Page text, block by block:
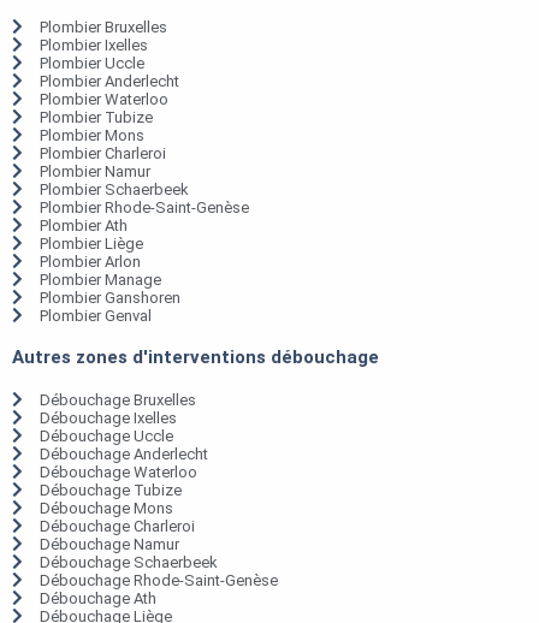
Plombier Bruxelles
Plombier Ixelles
Plombier Uccle
Plombier Anderlecht
Plombier Waterloo
Plombier Tubize
Plombier Mons
Plombier Charleroi
Plombier Namur
Plombier Schaerbeek
Plombier Rhode-Saint-Genèse
Plombier Ath
Plombier Liège
Plombier Arlon
Plombier Manage
Plombier Ganshoren
Plombier Genval
Autres zones d'interventions débouchage
Débouchage Bruxelles
Débouchage Ixelles
Débouchage Uccle
Débouchage Anderlecht
Débouchage Waterloo
Débouchage Tubize
Débouchage Mons
Débouchage Charleroi
Débouchage Namur
Débouchage Schaerbeek
Débouchage Rhode-Saint-Genèse
Débouchage Ath
Débouchage Liège